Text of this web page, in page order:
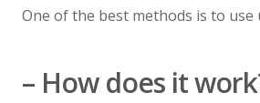
One of the best methods is to use
– How does it